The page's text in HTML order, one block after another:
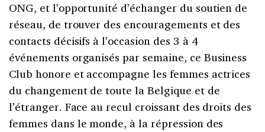
ONG, et l’opportunité d’échanger du soutien de
réseau, de trouver des encouragements et des
contacts décisifs à l’occasion des 3 à 4
événements organisés par semaine, ce Business
Club honore et accompagne les femmes actrices
du changement de toute la Belgique et de
l’étranger. Face au recul croissant des droits des
femmes dans le monde, à la répression des